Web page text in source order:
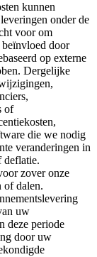
kunnen
onder de
voor om
beïnvloed door
op externe
Dergelijke
of
die we nodig
veranderingen in
deflatie.
zover onze
of dalen.
uw
deze periode
door uw